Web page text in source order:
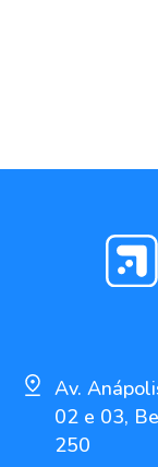
Av.
02 e 03,
250